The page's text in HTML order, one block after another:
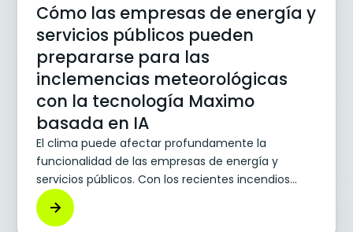
Cómo las empresas de energía y
servicios públicos pueden
prepararse para las
inclemencias meteorológicas
con la tecnología Maximo
basada en IA
El clima puede afectar profundamente la
funcionalidad de las empresas de energía y
servicios públicos. Con los recientes incendios
forestales, deslizamientos de tierra, tornados y
huracanes que han asolado los Estados Unidos, las